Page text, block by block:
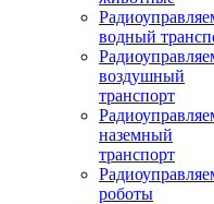
водный
воздушный
транспорт
наземный
транспорт
роботы